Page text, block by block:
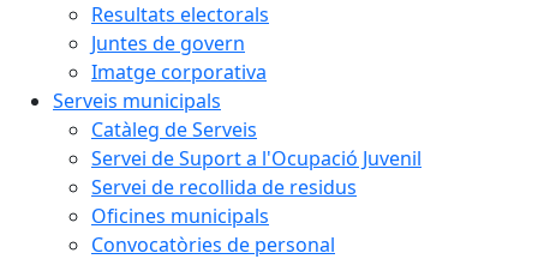
Resultats electorals
Juntes de govern
Imatge corporativa
Serveis municipals
Catàleg de Serveis
Servei de Suport a l'Ocupació Juvenil
Servei de recollida de residus
Oficines municipals
Convocatòries de personal